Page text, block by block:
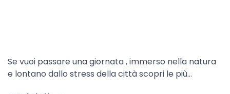
Se vuoi passare una giornata , immerso nella natura
e lontano dallo stress della città scopri le più…